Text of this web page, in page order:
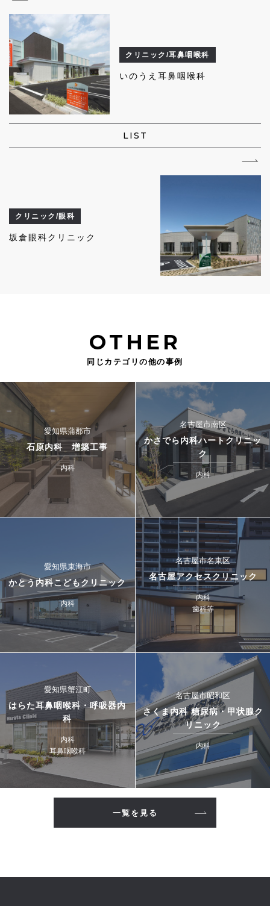
クリニック/耳鼻咽喉科
いのうえ耳鼻咽喉科
LIST
クリニック/眼科
坂倉眼科クリニック
OTHER
同じカテゴリの他の事例
愛知県蒲郡市
石原内科 増築工事
内科
名古屋市南区
かさでら内科ハートクリニッ
ク
内科
愛知県東海市
かとう内科こどもクリニック
内科
名古屋市名東区
名古屋アクセスクリニック
内科
歯科等
愛知県蟹江町
はらた耳鼻咽喉科・呼吸器内
科
内科
耳鼻咽喉科
名古屋市昭和区
さくま内科 糖尿病・甲状腺ク
リニック
内科
一覧を見る